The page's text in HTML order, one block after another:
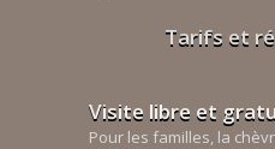
Tarifs et
Visite libre et
Pour les familles, la